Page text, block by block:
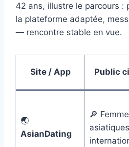
42 ans, illustre le parcours :
la plateforme adaptée,
— rencontre stable en vue.
Site / App Public
🌏
AsianDating
🔎
asiatiques